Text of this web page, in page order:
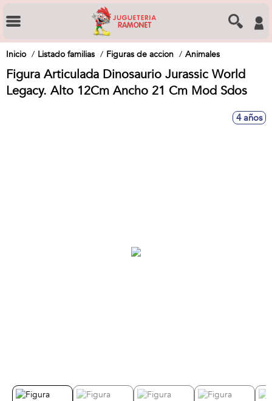
Inicio Listado familias Figuras de accion Animales
Figura Articulada Dinosaurio Jurassic World
Legacy. Alto 12Cm Ancho 21 Cm Mod Sdos
4 años